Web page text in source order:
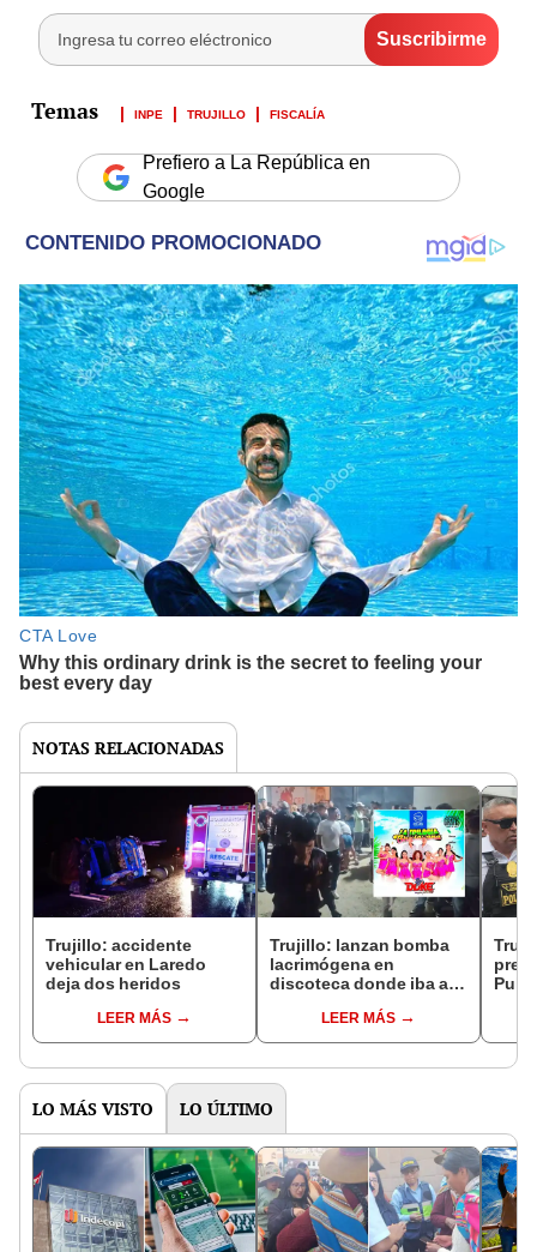
INPE TRUJILLO FISCALÍA
Prefiero a La República en
Google
NOTAS RELACIONADAS
Trujillo: accidente
vehicular en Laredo
deja dos heridos
LEER MÁS
Trujillo: lanzan bomba
lacrimógena en
discoteca donde iba a
LEER MÁS
LO MÁS VISTO LO ÚLTIMO